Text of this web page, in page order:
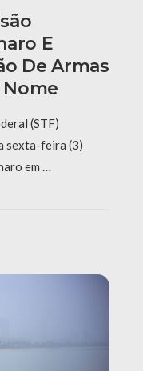
E
De Armas
Nome
(STF)
sexta-feira (3)
em …